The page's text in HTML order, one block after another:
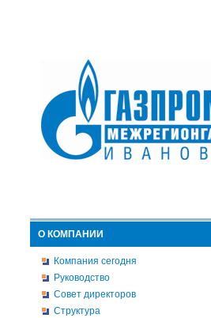
О КОМПАНИИ
Компания сегодня
Руководство
Совет директоров
Структура